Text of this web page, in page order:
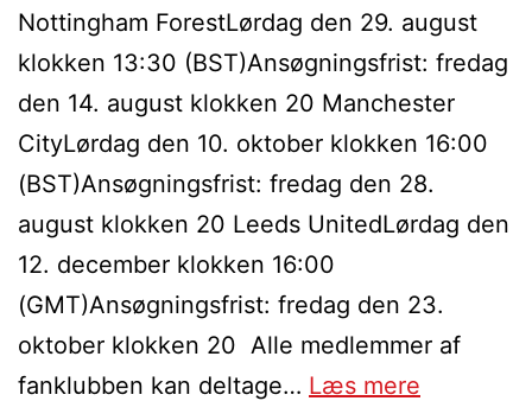
Nottingham ForestLørdag den 29. august
klokken 13:30 (BST)Ansøgningsfrist: fredag
den 14. august klokken 20 Manchester
CityLørdag den 10. oktober klokken 16:00
(BST)Ansøgningsfrist: fredag den 28.
august klokken 20 Leeds UnitedLørdag den
12. december klokken 16:00
(GMT)Ansøgningsfrist: fredag den 23.
oktober klokken 20 Alle medlemmer af
fanklubben kan deltage… Læs mere